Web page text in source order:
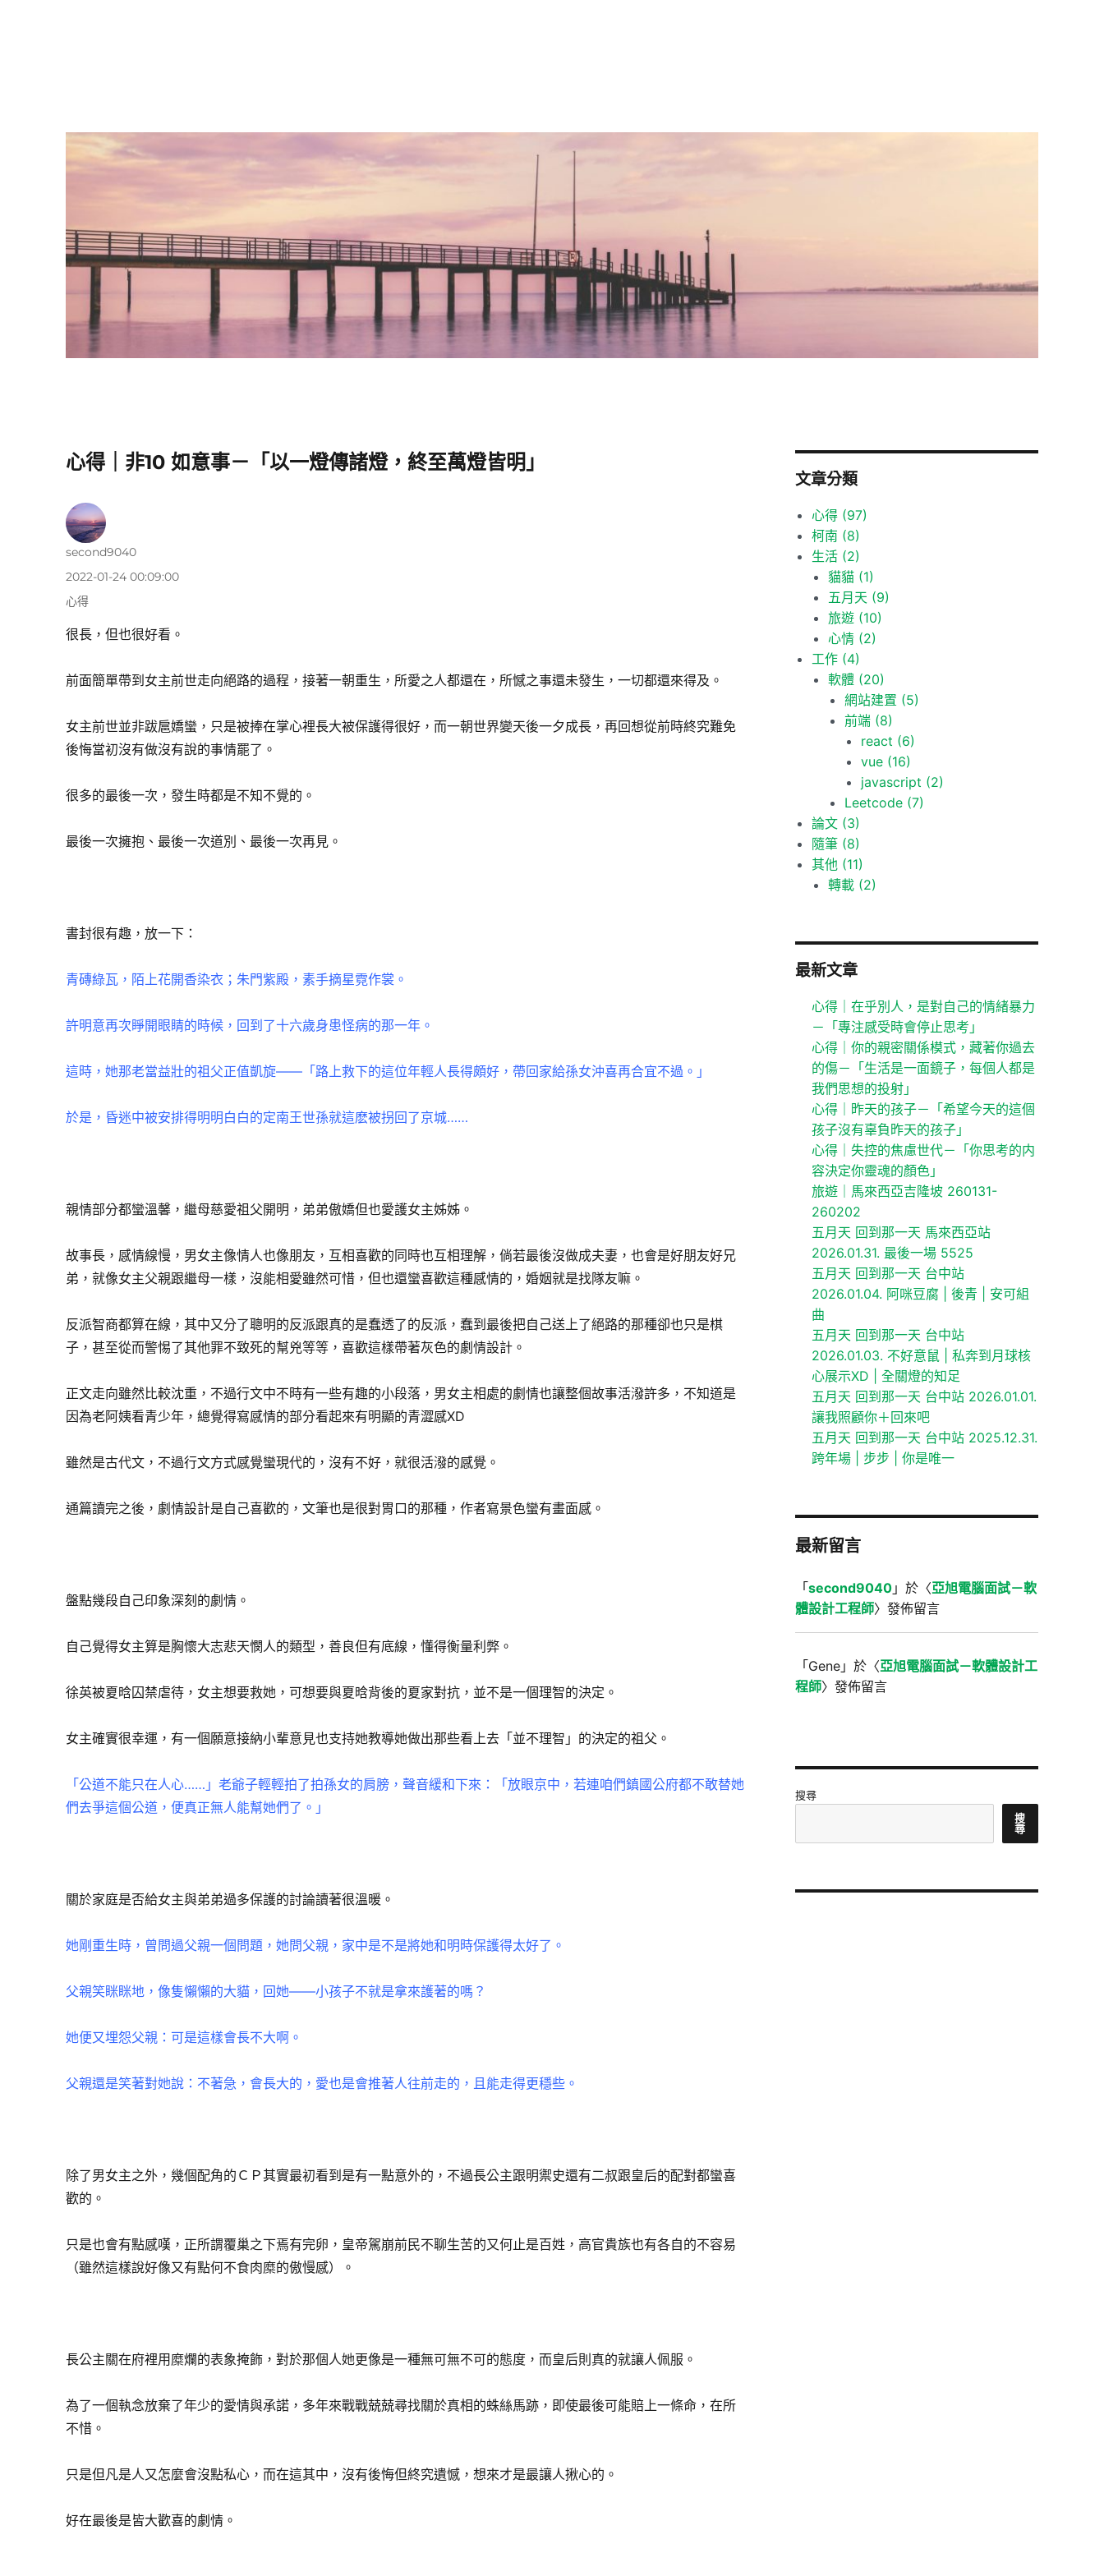
心得｜非10 如意事－「以一燈傳諸燈，終至萬燈皆明」
很長，但也很好看。
前面簡單帶到女主前世走向絕路的過程，接著一朝重生，所愛之人都還在，所憾之事還未發生，一切都還來得及。
女主前世並非跋扈嬌蠻，只是被捧在掌心裡長大被保護得很好，而一朝世界變天後一夕成長，再回想從前時終究難免
後悔當初沒有做沒有說的事情罷了。
很多的最後一次，發生時都是不知不覺的。
最後一次擁抱、最後一次道別、最後一次再見。
書封很有趣，放一下：
青磚綠瓦，陌上花開香染衣；朱門紫殿，素手摘星霓作裳。
許明意再次睜開眼睛的時候，回到了十六歲身患怪病的那一年。
這時，她那老當益壯的祖父正值凱旋——「路上救下的這位年輕人長得頗好，帶回家給孫女沖喜再合宜不過。」
於是，昏迷中被安排得明明白白的定南王世孫就這麽被拐回了京城……
親情部分都蠻溫馨，繼母慈愛祖父開明，弟弟傲嬌但也愛護女主姊姊。
故事長，感情線慢，男女主像情人也像朋友，互相喜歡的同時也互相理解，倘若最後沒做成夫妻，也會是好朋友好兄
弟，就像女主父親跟繼母一樣，沒能相愛雖然可惜，但也還蠻喜歡這種感情的，婚姻就是找隊友嘛。
反派智商都算在線，其中又分了聰明的反派跟真的是蠢透了的反派，蠢到最後把自己送上了絕路的那種卻也只是棋
子，甚至從而警惕了其他罪不致死的幫兇等等，喜歡這樣帶著灰色的劇情設計。
正文走向雖然比較沈重，不過行文中不時有一些有趣的小段落，男女主相處的劇情也讓整個故事活潑許多，不知道是
因為老阿姨看青少年，總覺得寫感情的部分看起來有明顯的青澀感XD
雖然是古代文，不過行文方式感覺蠻現代的，沒有不好，就很活潑的感覺。
通篇讀完之後，劇情設計是自己喜歡的，文筆也是很對胃口的那種，作者寫景色蠻有畫面感。
盤點幾段自己印象深刻的劇情。
自己覺得女主算是胸懷大志悲天憫人的類型，善良但有底線，懂得衡量利弊。
徐英被夏晗囚禁虐待，女主想要救她，可想要與夏晗背後的夏家對抗，並不是一個理智的決定。
女主確實很幸運，有一個願意接納小輩意見也支持她教導她做出那些看上去「並不理智」的決定的祖父。
「公道不能只在人心……」老爺子輕輕拍了拍孫女的肩膀，聲音緩和下來：「放眼京中，若連咱們鎮國公府都不敢替她
們去爭這個公道，便真正無人能幫她們了。」
關於家庭是否給女主與弟弟過多保護的討論讀著很溫暖。
她剛重生時，曾問過父親一個問題，她問父親，家中是不是將她和明時保護得太好了。
父親笑眯眯地，像隻懶懶的大貓，回她——小孩子不就是拿來護著的嗎？
她便又埋怨父親：可是這樣會長不大啊。
父親還是笑著對她說：不著急，會長大的，愛也是會推著人往前走的，且能走得更穩些。
除了男女主之外，幾個配角的ＣＰ其實最初看到是有一點意外的，不過長公主跟明禦史還有二叔跟皇后的配對都蠻喜
歡的。
只是也會有點感嘆，正所謂覆巢之下焉有完卵，皇帝駕崩前民不聊生苦的又何止是百姓，高官貴族也有各自的不容易
（雖然這樣說好像又有點何不食肉糜的傲慢感）。
長公主關在府裡用糜爛的表象掩飾，對於那個人她更像是一種無可無不可的態度，而皇后則真的就讓人佩服。
為了一個執念放棄了年少的愛情與承諾，多年來戰戰兢兢尋找關於真相的蛛絲馬跡，即使最後可能賠上一條命，在所
不惜。
只是但凡是人又怎麼會沒點私心，而在這其中，沒有後悔但終究遺憾，想來才是最讓人揪心的。
好在最後是皆大歡喜的劇情。
作
者
second9040
發
佈
期:
2022-01-24 00:09:00
分
心得
文章分類
心得 (97)
柯南 (8)
生活 (2)
貓貓 (1)
五月天 (9)
旅遊 (10)
心情 (2)
工作 (4)
軟體 (20)
網站建置 (5)
前端 (8)
react (6)
vue (16)
javascript (2)
Leetcode (7)
論文 (3)
隨筆 (8)
其他 (11)
轉載 (2)
最新文章
心得｜在乎別人，是對自己的情緒暴力
－「專注感受時會停止思考」
心得｜你的親密關係模式，藏著你過去
的傷－「生活是一面鏡子，每個人都是
我們思想的投射」
心得｜昨天的孩子－「希望今天的這個
孩子沒有辜負昨天的孩子」
心得｜失控的焦慮世代－「你思考的内
容決定你靈魂的顏色」
旅遊｜馬來西亞吉隆坡 260131-
260202
五月天 回到那一天 馬來西亞站
2026.01.31. 最後一場 5525
五月天 回到那一天 台中站
2026.01.04. 阿咪豆腐 | 後青 | 安可組
曲
五月天 回到那一天 台中站
2026.01.03. 不好意鼠 | 私奔到月球核
心展示XD | 全關燈的知足
五月天 回到那一天 台中站 2026.01.01.
讓我照顧你＋回來吧
五月天 回到那一天 台中站 2025.12.31.
跨年場 | 步步 | 你是唯一
最新留言
「second9040」於〈亞旭電腦面試－軟
體設計工程師〉發佈留言
「Gene」於〈亞旭電腦面試－軟體設計工
程師〉發佈留言
搜尋
搜
尋